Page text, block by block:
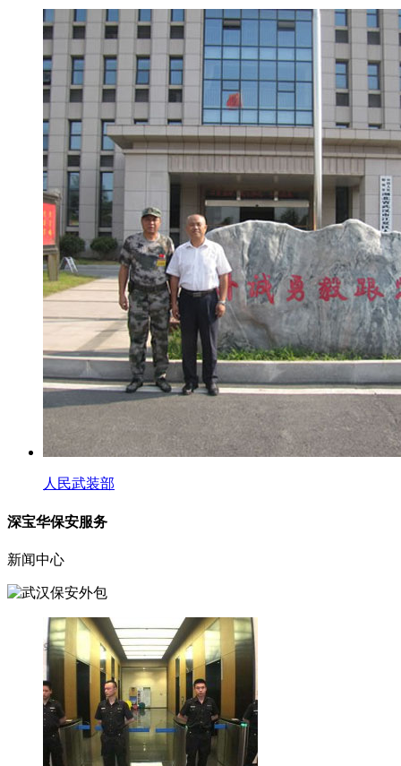
人民武装部
深宝华保安服务
新闻中心